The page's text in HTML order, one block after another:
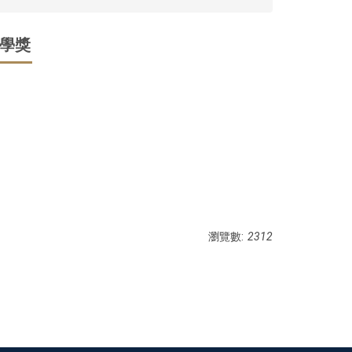
獎
瀏覽數: 2312